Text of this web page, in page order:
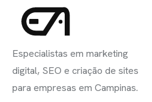
Especialistas em marketing
digital, SEO e criação de sites
para empresas em Campinas.